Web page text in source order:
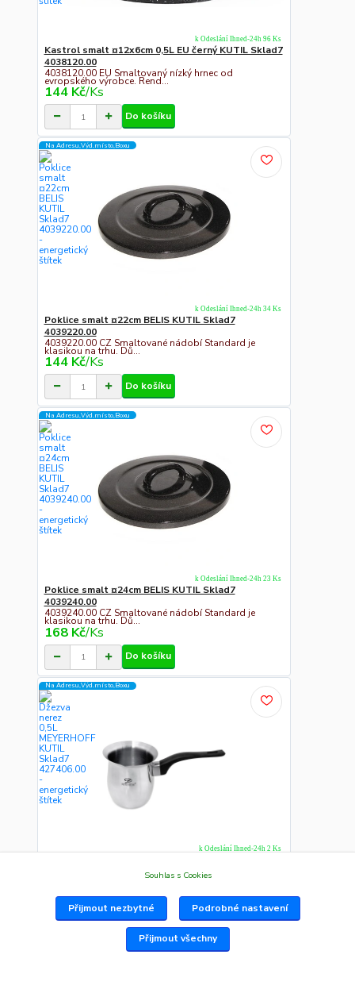
Kastrol smalt ¤12x6cm 0,5L EU černý KUTIL Sklad7
4038120.00
4038120.00 EU Smaltovaný nízký hrnec od
evropského výrobce. Rend...
144 Kč/Ks
k Odeslání Ihned-24h 96 Ks
Do košíku
Na Adresu,Výd.místo,Boxu
Poklice smalt ¤22cm BELIS KUTIL Sklad7
4039220.00
4039220.00 CZ Smaltované nádobí Standard je
klasikou na trhu. Dů...
144 Kč/Ks
k Odeslání Ihned-24h 34 Ks
Do košíku
Na Adresu,Výd.místo,Boxu
Poklice smalt ¤24cm BELIS KUTIL Sklad7
4039240.00
4039240.00 CZ Smaltované nádobí Standard je
klasikou na trhu. Dů...
168 Kč/Ks
k Odeslání Ihned-24h 23 Ks
Do košíku
Na Adresu,Výd.místo,Boxu
168 Kč/Ks
k Odeslání Ihned-24h 2 Ks
Do košíku
Souhlas s Cookies
Přijmout nezbytné Podrobné nastavení
Přijmout všechny